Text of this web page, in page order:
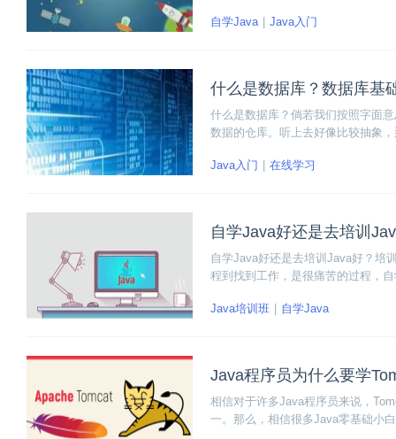
自学Java Java入门
什么是数据库？数据库基
什么是数据库？倘若我们按照字面
数据的仓库。听上去好像比较抽象
好认识一下数据库。
Java入门 在线学习
自学Java好还是去培训
自学Java好还是去培训Java好？培
程到找到工作，是很痛苦的过程，
Java培训班
自学Java
Java程序员为什么要学
相信对于许多Java程序员来说，
一。那么，相信很多Java零基础小